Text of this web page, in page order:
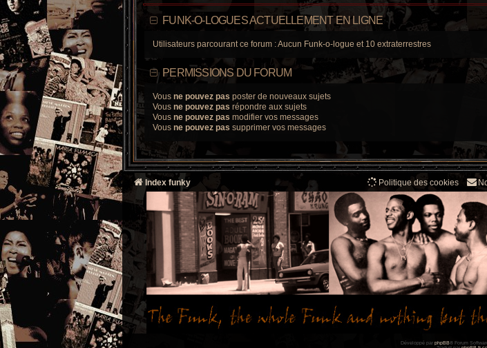
FUNK-O-LOGUES ACTUELLEMENT EN LIGNE
Utilisateurs parcourant ce forum : Aucun Funk-o-logue et 10 extraterrestres
PERMISSIONS DU FORUM
Vous ne pouvez pas poster de nouveaux sujets
Vous ne pouvez pas répondre aux sujets
Vous ne pouvez pas modifier vos messages
Vous ne pouvez pas supprimer vos messages
Index funky Politique des cookies
Développé par phpBB® Forum